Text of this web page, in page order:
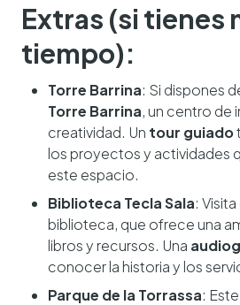
Extras (si tienes
tiempo):
Torre Barrina: Si dispones
Torre Barrina, un centro de
creatividad. Un tour guiado
los proyectos y actividades
este espacio.
Biblioteca Tecla Sala:
biblioteca, que ofrece una
libros y recursos. Una
conocer la historia y los
Parque de la Torrassa: